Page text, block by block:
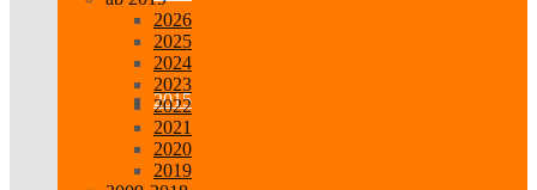
2015
2026
2025
2024
2023
2022
2021
2020
2019